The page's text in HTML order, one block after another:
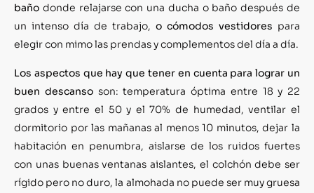
baño donde relajarse con una ducha o baño después de
un intenso día de trabajo, o cómodos vestidores para
elegir con mimo las prendas y complementos del día a día.
Los aspectos que hay que tener en cuenta para lograr un
buen descansoson: temperatura óptima entre 18 y 22
grados y entre el 50 y el 70% de humedad, ventilar el
dormitorio por las mañanas al menos 10 minutos, dejar la
habitación en penumbra, aislarse de los ruidos fuertes
con unas buenas ventanas aislantes, el colchón debe ser
rígido pero no duro, la almohada no puede ser muy gruesa